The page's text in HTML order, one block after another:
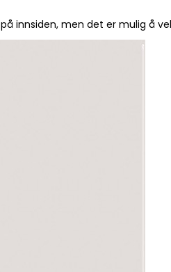
innsiden, men det er mulig å